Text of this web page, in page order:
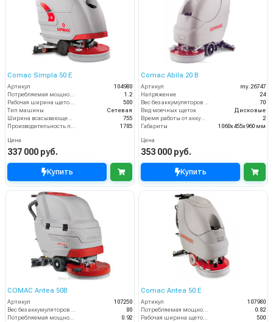
Comac Simpla 50 E
Артикул
104980
1.2
500
Тип машины
Сетевая
755
1785
Цена
337 000 руб.
Купить
Comac Abila 20 B
Артикул
my.26747
Напряжение
24
70
Вид моечных щеток
Дисковые
Время работы от аккумуляторов (ч)
2
Габариты
1060х455х960 мм
Цена
353 000 руб.
Купить
COMAC Antea 50B
Артикул
107250
Вес без аккумуляторов (кг)
80
Потребляемая мощность (кВт)
0.92
Comac Antea 50 E
Артикул
107980
Потребляемая мощность (кВт)
0.82
Рабочая ширина щеток (мм)
500